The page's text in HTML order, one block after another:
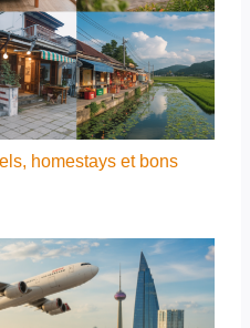
homestays et bons